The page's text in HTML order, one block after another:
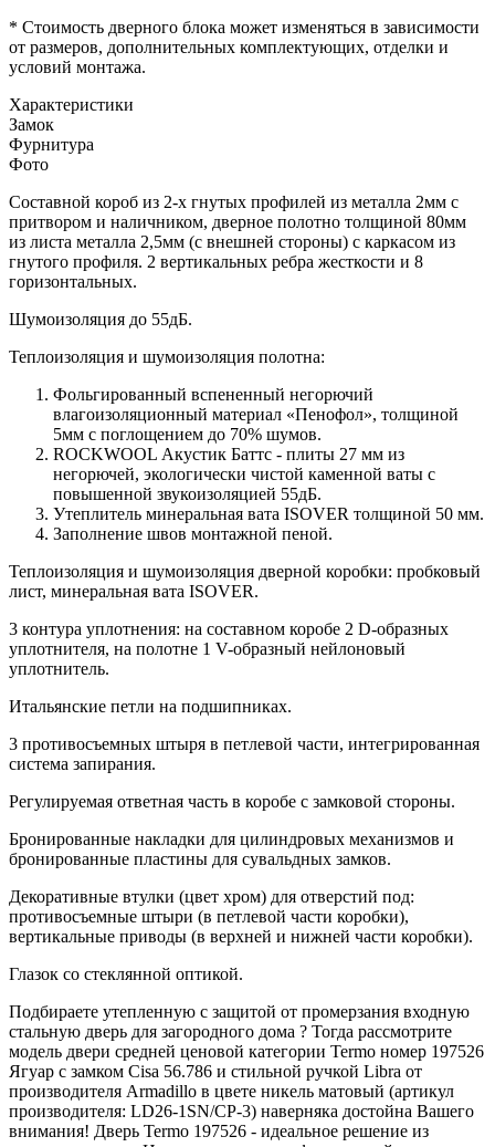
* Стоимость дверного блока может изменяться в зависимости
от размеров, дополнительных комплектующих, отделки и
условий монтажа.
Характеристики
Замок
Фурнитура
Фото
Составной короб из 2-х гнутых профилей из металла 2мм с
притвором и наличником, дверное полотно толщиной 80мм
из листа металла 2,5мм (с внешней стороны) c каркасом из
гнутого профиля. 2 вертикальных ребра жесткости и 8
горизонтальных.
Шумоизоляция до 55дБ.
Теплоизоляция и шумоизоляция полотна:
Фольгированный вспененный негорючий
влагоизоляционный материал «Пенофол», толщиной
5мм с поглощением до 70% шумов.
ROCKWOOL Акустик Баттс - плиты 27 мм из
негорючей, экологически чистой каменной ваты с
повышенной звукоизоляцией 55дБ.
Утеплитель минеральная вата ISOVER толщиной 50 мм.
Заполнение швов монтажной пеной.
Теплоизоляция и шумоизоляция дверной коробки: пробковый
лист, минеральная вата ISOVER.
3 контура уплотнения: на составном коробе 2 D-образных
уплотнителя, на полотне 1 V-образный нейлоновый
уплотнитель.
Итальянские петли на подшипниках.
3 противосъемных штыря в петлевой части, интегрированная
система запирания.
Регулируемая ответная часть в коробе с замковой стороны.
Бронированные накладки для цилиндровых механизмов и
бронированные пластины для сувальдных замков.
Декоративные втулки (цвет хром) для отверстий под:
противосъемные штыри (в петлевой части коробки),
вертикальные приводы (в верхней и нижней части коробки).
Глазок со стеклянной оптикой.
Подбираете утепленную с защитой от промерзания входную
стальную дверь для загородного дома ? Тогда рассмотрите
модель двери средней ценовой категории Termo номер 197526
Ягуар с замком Cisa 56.786 и стильной ручкой Libra от
производителя Armadillo в цвете никель матовый (артикул
производителя: LD26-1SN/CP-3) наверняка достойна Вашего
внимания! Дверь Termo 197526 - идеальное решение из